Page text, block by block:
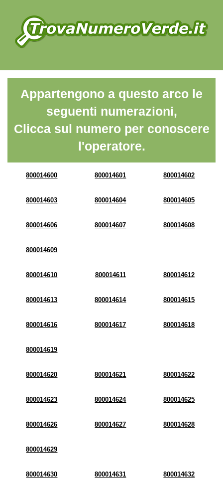
Appartengono a questo arco le
seguenti numerazioni,
Clicca sul numero per conoscere
l'operatore.
800014600 800014601 800014602
800014603 800014604 800014605
800014606 800014607 800014608
800014609
800014610 800014611 800014612
800014613 800014614 800014615
800014616 800014617 800014618
800014619
800014620 800014621 800014622
800014623 800014624 800014625
800014626 800014627 800014628
800014629
800014630 800014631 800014632